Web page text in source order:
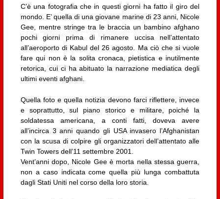
C’è una fotografia che in questi giorni ha fatto il giro del
mondo. E’ quella di una giovane marine di 23 anni, Nicole
Gee, mentre stringe tra le braccia un bambino afghano
pochi giorni prima di rimanere uccisa nell’attentato
all’aeroporto di Kabul del 26 agosto. Ma ciò che si vuole
fare qui non è la solita cronaca, pietistica e inutilmente
retorica, cui ci ha abituato la narrazione mediatica degli
ultimi eventi afghani.
Quella foto e quella notizia devono farci riflettere, invece
e soprattutto, sul piano storico e militare, poiché la
soldatessa americana, a conti fatti, doveva avere
all’incirca 3 anni quando gli USA invasero l’Afghanistan
con la scusa di colpire gli organizzatori dell’attentato alle
Twin Towers dell’11 settembre 2001.
Vent’anni dopo, Nicole Gee è morta nella stessa guerra,
non a caso indicata come quella più lunga combattuta
dagli Stati Uniti nel corso della loro storia.